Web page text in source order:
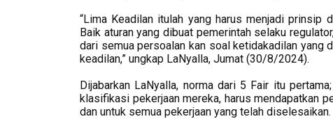
“Lima Keadilan itulah yang harus menjadi prinsip
Baik aturan yang dibuat pemerintah selaku
dari semua persoalan kan soal ketidakadilan yang
keadilan,” ungkap LaNyalla, Jumat (30/8/2024).
Dijabarkan LaNyalla, norma dari 5 Fair itu
klasifikasi pekerjaan mereka, harus mendapatkan
dan untuk semua pekerjaan yang telah diselesaikan.